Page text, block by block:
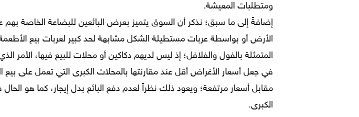
ومتطلبات المعيشة.
إضافةً إلى ما سبق؛ نذكر أن السوق يتميز بعرض البائعين للبضاعة الخاصة بهم
الأرض أو بواسطة عربات مستطيلة الشكل مشابهة لحد كبير لعربات بيع
المتمثلة بالفول والفلافل؛ إذ ليس لديهم دكاكين أو محلات للبيع فيها، الأمر
في جعل أسعار الأغراض أقل عند مقارنتها بالمحلات الكبرى التي تعمل على بيع
مقابل أسعار مرتفعة؛ ويعود ذلك نظراً لعدم دفع البائع بدل إيجار، كما هو
الكبرى.